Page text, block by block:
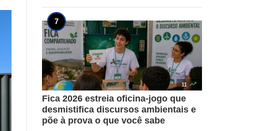
11 
Fica 2026 estreia oficina-jogo que
desmistifica discursos ambientais e
põe à prova o que você sabe